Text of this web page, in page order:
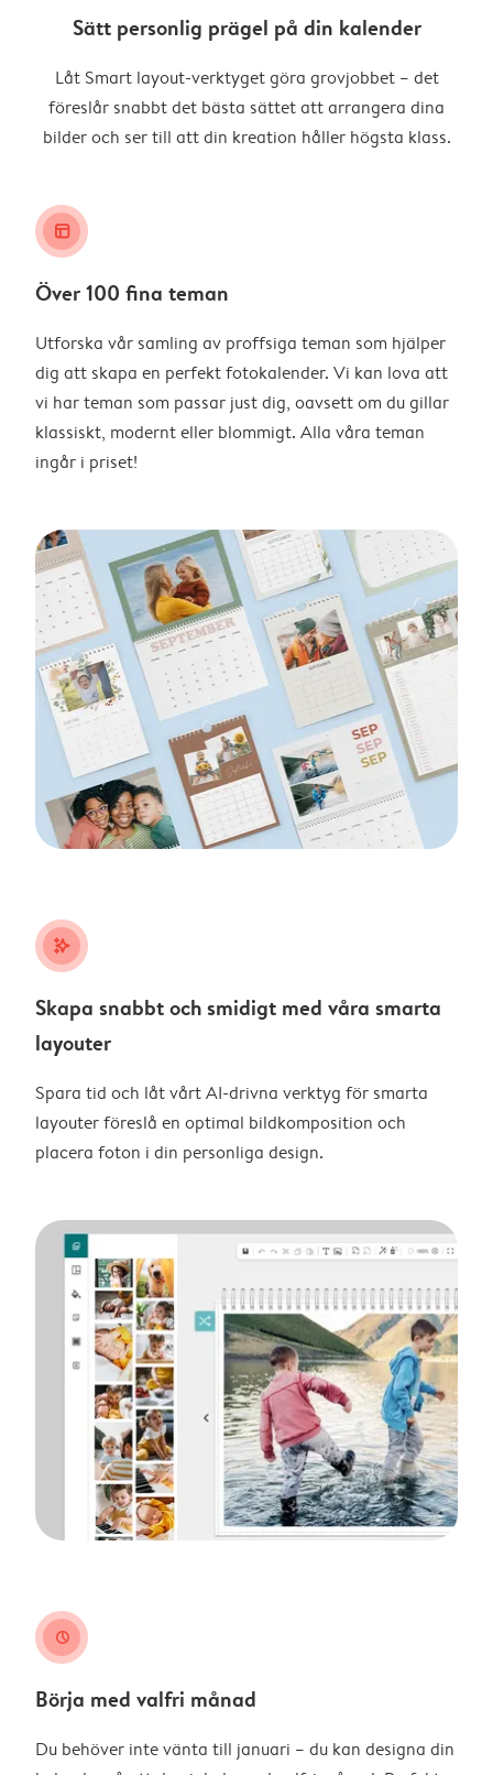
Sätt personlig prägel på din kalender
Låt Smart layout-verktyget göra grovjobbet – det
föreslår snabbt det bästa sättet att arrangera dina
bilder och ser till att din kreation håller högsta klass.
layout_alt
Över 100 fina teman
Utforska vår samling av proffsiga teman som hjälper
dig att skapa en perfekt fotokalender. Vi kan lova att
vi har teman som passar just dig, oavsett om du gillar
klassiskt, modernt eller blommigt. Alla våra teman
ingår i priset!
stars_plus
Skapa snabbt och smidigt med våra smarta
layouter
Spara tid och låt vårt AI-drivna verktyg för smarta
layouter föreslå en optimal bildkomposition och
placera foton i din personliga design.
clock
Börja med valfri månad
Du behöver inte vänta till januari – du kan designa din